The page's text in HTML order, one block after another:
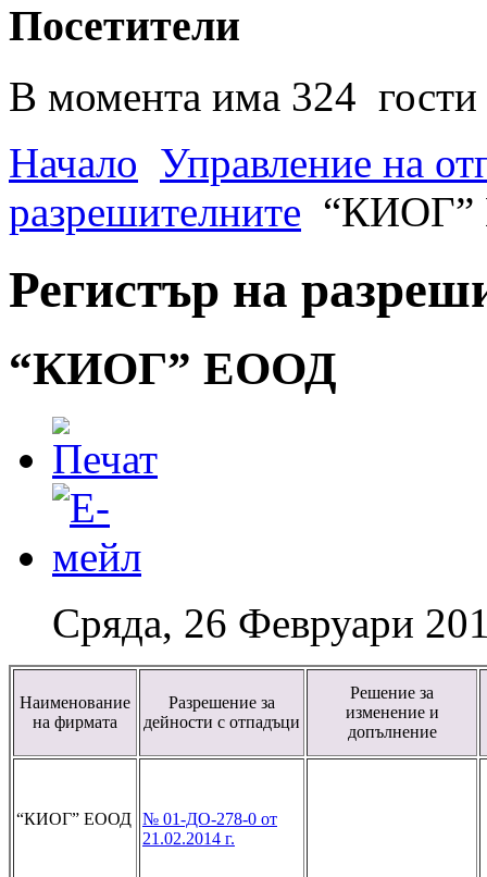
Посетители
В момента има 324 гости
Начало Управление на
разрешителните
Регистър на
“КИОГ” ЕООД
Сряда, 26 Февруари
Наименование
на фирмата
Разрешение за
дейности с отпадъци
Решение за
изменение и
допълнение
“КИОГ” ЕООД № 01-ДО-278-0 от
21.02.2014 г.